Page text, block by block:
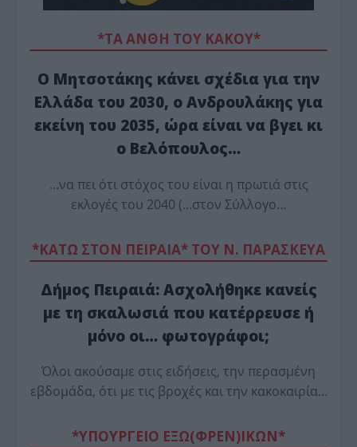
*ΤΑ ΆΝΘΗ ΤΟΥ ΚΑΚΟΎ*
Ο Μητσοτάκης κάνει σχέδια για την
Ελλάδα του 2030, ο Ανδρουλάκης για
εκείνη του 2035, ώρα είναι να βγει κι
ο Βελόπουλος…
…να πει ότι στόχος του είναι η πρωτιά στις
εκλογές του 2040 (…στον Σύλλογο…
*ΚΑΤΩ ΣΤΟΝ ΠΕΙΡΑΙΑ* ΤΟΥ Ν. ΠΑΡΑΣΚΕΥΑ
Δήμος Πειραιά: Ασχολήθηκε κανείς
με τη σκαλωσιά που κατέρρευσε ή
μόνο οι… φωτογράφοι;
Όλοι ακούσαμε στις ειδήσεις, την περασμένη
εβδομάδα, ότι με τις βροχές και την κακοκαιρία…
*ΥΠΟΥΡΓΕΙΟ ΕΞΩ(ΦΡΕΝ)ΙΚΩΝ*